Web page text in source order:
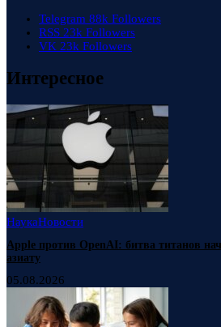
Telegram 88k Followers
RSS 23k Followers
VK 23k Followers
Интересное
НаукаНовости
Apple против OpenAI: битва титанов
азиату
05.08.2026